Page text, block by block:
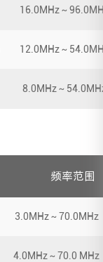
16.0MHz～
12.0MHz～
8.0MHz～
频率范围
3.0MHz～70.0MHz
4.0MHz～70.0 MHz